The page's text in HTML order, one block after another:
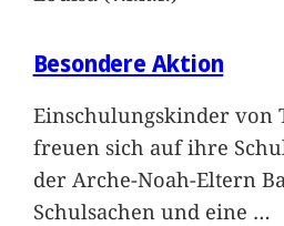
Besondere Aktion
Einschulungskinder von
freuen sich auf ihre
der Arche-Noah-Eltern
Schulsachen und eine …